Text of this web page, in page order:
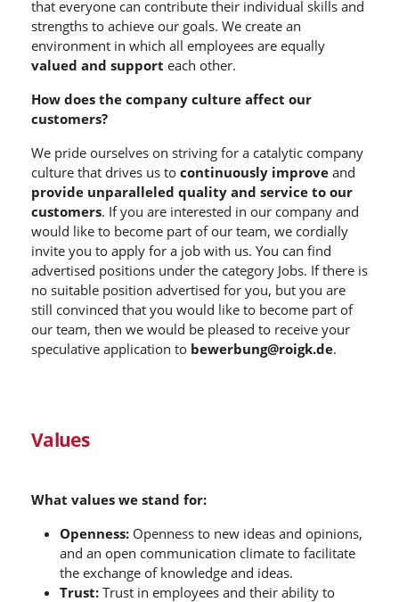
that everyone can contribute their individual skills and
strengths to achieve our goals. We create an
environment in which all employees are equally
valued and support each other.
How does the company culture affect our
customers?
We pride ourselves on striving for a catalytic company
culture that drives us to continuously improve and
provide unparalleled quality and service to our
customers. If you are interested in our company and
would like to become part of our team, we cordially
invite you to apply for a job with us. You can find
advertised positions under the category Jobs. If there is
no suitable position advertised for you, but you are
still convinced that you would like to become part of
our team, then we would be pleased to receive your
speculative application to bewerbung@roigk.de.
Values
What values we stand for:
Openness: Openness to new ideas and opinions,
and an open communication climate to facilitate
the exchange of knowledge and ideas.
Trust: Trust in employees and their ability to